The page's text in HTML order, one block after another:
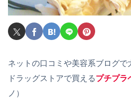
ネットの口コミや美容系ブログで
ドラッグストアで買えるプチプラ
ノ）